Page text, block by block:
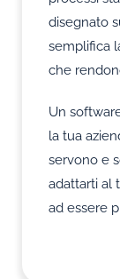
disegnato
semplifica
che
Un
la tua
servono e
adattarti al
ad essere